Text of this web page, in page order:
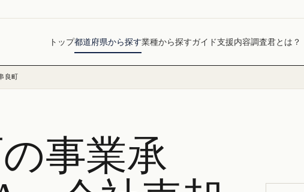
トップ都道府県から探す業種から探すガイド支援内容調査君とは？
良町
事業承